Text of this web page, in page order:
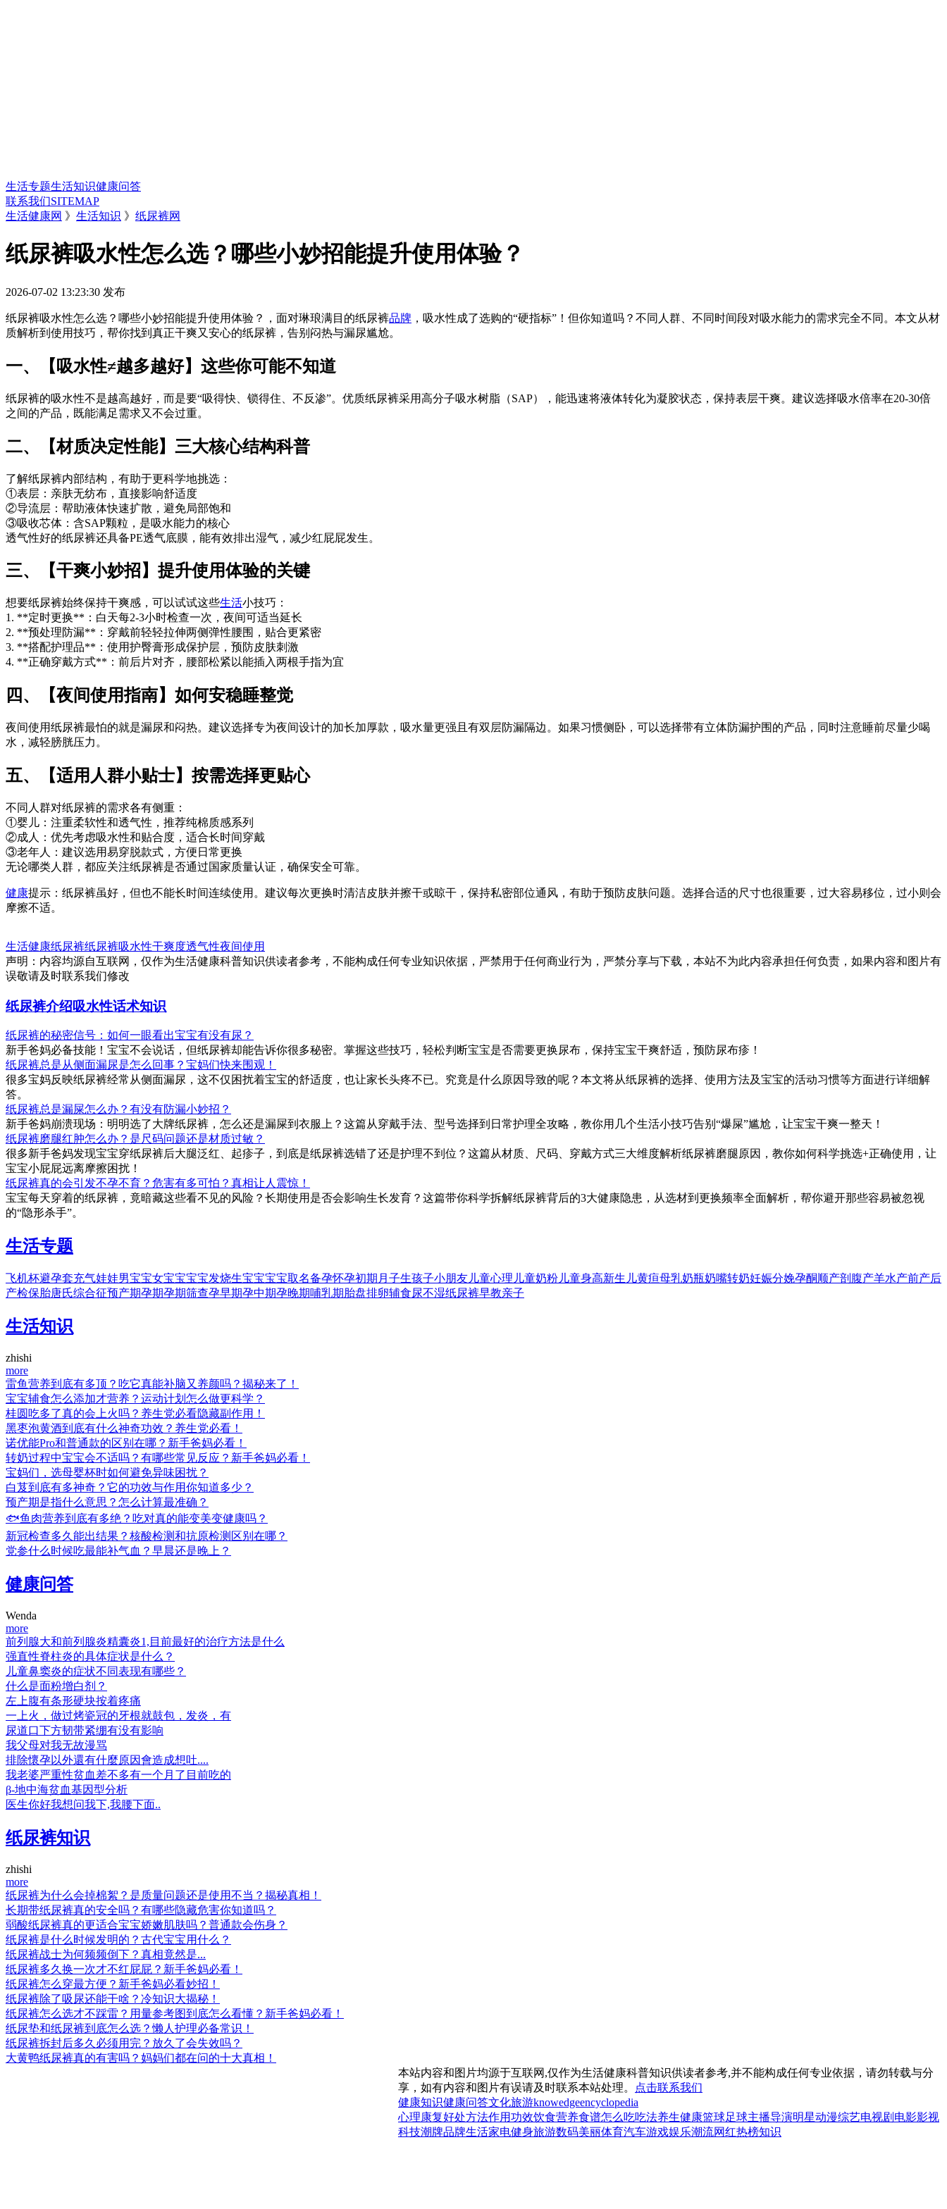
生活专题生活知识健康问答
联系我们SITEMAP
生活健康网 》 生活知识 》 纸尿裤网
纸尿裤吸水性怎么选？哪些小妙招能提升使用体验？
2026-07-02 13:23:30 发布
纸尿裤吸水性怎么选？哪些小妙招能提升使用体验？，面对琳琅满目的纸尿裤品牌 ，吸水性成了选购的“硬指标”！但你知道吗？不同人群、不同时间段对吸水能力的需求完全不同。本文从材
质解析到使用技巧，帮你找到真正干爽又安心的纸尿裤，告别闷热与漏尿尴尬。
一、【吸水性≠越多越好】这些你可能不知道
纸尿裤的吸水性不是越高越好，而是要“吸得快、锁得住、不反渗”。优质纸尿裤采用高分子吸水树脂（SAP），能迅速将液体转化为凝胶状态，保持表层干爽。建议选择吸水倍率在20-30倍
之间的产品，既能满足需求又不会过重。
二、【材质决定性能】三大核心结构科普
了解纸尿裤内部结构，有助于更科学地挑选：
①表层：亲肤无纺布，直接影响舒适度
②导流层：帮助液体快速扩散，避免局部饱和
③吸收芯体：含SAP颗粒，是吸水能力的核心
透气性好的纸尿裤还具备PE透气底膜，能有效排出湿气，减少红屁屁发生。
三、【干爽小妙招】提升使用体验的关键
想要纸尿裤始终保持干爽感，可以试试这些生活小技巧：
1. **定时更换**：白天每2-3小时检查一次，夜间可适当延长
2. **预处理防漏**：穿戴前轻轻拉伸两侧弹性腰围，贴合更紧密
3. **搭配护理品**：使用护臀膏形成保护层，预防皮肤刺激
4. **正确穿戴方式**：前后片对齐，腰部松紧以能插入两根手指为宜
四、【夜间使用指南】如何安稳睡整觉
夜间使用纸尿裤最怕的就是漏尿和闷热。建议选择专为夜间设计的加长加厚款，吸水量更强且有双层防漏隔边。如果习惯侧卧，可以选择带有立体防漏护围的产品，同时注意睡前尽量少喝
水，减轻膀胱压力。
五、【适用人群小贴士】按需选择更贴心
不同人群对纸尿裤的需求各有侧重：
①婴儿：注重柔软性和透气性，推荐纯棉质感系列
②成人：优先考虑吸水性和贴合度，适合长时间穿戴
③老年人：建议选用易穿脱款式，方便日常更换
无论哪类人群，都应关注纸尿裤是否通过国家质量认证，确保安全可靠。
健康提示：纸尿裤虽好，但也不能长时间连续使用。建议每次更换时清洁皮肤并擦干或晾干，保持私密部位通风，有助于预防皮肤问题。选择合适的尺寸也很重要，过大容易移位，过小则会
摩擦不适。
生活健康纸尿裤纸尿裤吸水性干爽度透气性夜间使用
声明：内容均源自互联网，仅作为生活健康科普知识供读者参考，不能构成任何专业知识依据，严禁用于任何商业行为，严禁分享与下载，本站不为此内容承担任何负责，如果内容和图片有
误敬请及时联系我们修改
纸尿裤介绍吸水性话术知识
纸尿裤的秘密信号：如何一眼看出宝宝有没有尿？
新手爸妈必备技能！宝宝不会说话，但纸尿裤却能告诉你很多秘密。掌握这些技巧，轻松判断宝宝是否需要更换尿布，保持宝宝干爽舒适，预防尿布疹！
纸尿裤总是从侧面漏尿是怎么回事？宝妈们快来围观！
很多宝妈反映纸尿裤经常从侧面漏尿，这不仅困扰着宝宝的舒适度，也让家长头疼不已。究竟是什么原因导致的呢？本文将从纸尿裤的选择、使用方法及宝宝的活动习惯等方面进行详细解
答。
纸尿裤总是漏屎怎么办？有没有防漏小妙招？
新手爸妈崩溃现场：明明选了大牌纸尿裤，怎么还是漏屎到衣服上？这篇从穿戴手法、型号选择到日常护理全攻略，教你用几个生活小技巧告别“爆屎”尴尬，让宝宝干爽一整天！
纸尿裤磨腿红肿怎么办？是尺码问题还是材质过敏？
很多新手爸妈发现宝宝穿纸尿裤后大腿泛红、起疹子，到底是纸尿裤选错了还是护理不到位？这篇从材质、尺码、穿戴方式三大维度解析纸尿裤磨腿原因，教你如何科学挑选+正确使用，让
宝宝小屁屁远离摩擦困扰！
纸尿裤真的会引发不孕不育？危害有多可怕？真相让人震惊！
宝宝每天穿着的纸尿裤，竟暗藏这些看不见的风险？长期使用是否会影响生长发育？这篇带你科学拆解纸尿裤背后的3大健康隐患，从选材到更换频率全面解析，帮你避开那些容易被忽视
的“隐形杀手”。
生活专题
飞机杯避孕套充气娃娃男宝宝女宝宝宝宝发烧生宝宝宝宝取名备孕怀孕初期 月子生孩子小朋友 儿童心理 儿童奶粉 儿童身高新生儿黄疸母乳奶瓶奶嘴转奶妊娠分娩孕酮顺产剖腹产羊水产前产后
产检保胎唐氏综合征预产期孕期孕期筛查孕早期孕中期孕晚期哺乳期 胎盘排卵辅食尿不湿纸尿裤早教亲子
生活知识
zhishi
more
雷鱼营养到底有多顶？吃它真能补脑又养颜吗？揭秘来了！
宝宝辅食怎么添加才营养？运动计划怎么做更科学？
桂圆吃多了真的会上火吗？养生党必看隐藏副作用！
黑枣泡黄酒到底有什么神奇功效？养生党必看！
诺优能Pro和普通款的区别在哪？新手爸妈必看！
转奶过程中宝宝会不适吗？有哪些常见反应？新手爸妈必看！
宝妈们，选母婴杯时如何避免异味困扰？
白芨到底有多神奇？它的功效与作用你知道多少？
预产期是指什么意思？怎么计算最准确？
🐟鱼肉营养到底有多绝？吃对真的能变美变健康吗？
新冠检查多久能出结果？核酸检测和抗原检测区别在哪？
党参什么时候吃最能补气血？早晨还是晚上？
健康问答
Wenda
more
前列腺大和前列腺炎精囊炎1,目前最好的治疗方法是什么
强直性脊柱炎的具体症状是什么？
儿童鼻窦炎的症状不同表现有哪些？
什么是面粉增白剂？
左上腹有条形硬块按着疼痛
一上火，做过烤瓷冠的牙根就鼓包，发炎，有
尿道口下方韧带紧绷有没有影响
我父母对我无故漫骂
排除懷孕以外還有什麼原因會造成想吐....
我老婆严重性贫血差不多有一个月了目前吃的
β-地中海贫血基因型分析
医生你好我想问我下,我腰下面..
纸尿裤知识
zhishi
more
纸尿裤为什么会掉棉絮？是质量问题还是使用不当？揭秘真相！
长期带纸尿裤真的安全吗？有哪些隐藏危害你知道吗？
弱酸纸尿裤真的更适合宝宝娇嫩肌肤吗？普通款会伤身？
纸尿裤是什么时候发明的？古代宝宝用什么？
纸尿裤战士为何频频倒下？真相竟然是...
纸尿裤多久换一次才不红屁屁？新手爸妈必看！
纸尿裤怎么穿最方便？新手爸妈必看妙招！
纸尿裤除了吸尿还能干啥？冷知识大揭秘！
纸尿裤怎么选才不踩雷？用量参考图到底怎么看懂？新手爸妈必看！
纸尿垫和纸尿裤到底怎么选？懒人护理必备常识！
纸尿裤拆封后多久必须用完？放久了会失效吗？
大黄鸭纸尿裤真的有害吗？妈妈们都在问的十大真相！
本站内容和图片均源于互联网,仅作为生活健康科普知识供读者参考,并不能构成任何专业依据，请勿转载与分
享，如有内容和图片有误请及时联系本站处理。
点击联系我们
健康知识健康问答文化旅游knowedgeencyclopedia
心理康复好处方法作用功效饮食营养食谱怎么吃吃法养生健康篮球足球主播导演明星动漫综艺电视剧 电影影视
科技潮牌品牌生活家电健身旅游数码美丽体育汽车游戏娱乐潮流网红热榜知识